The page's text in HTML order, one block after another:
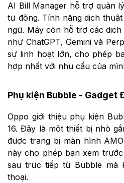
AI Bill Manager hỗ trợ quản
tự động. Tính năng dịch
ngữ. Máy còn hỗ trợ các
như ChatGPT, Gemini và
sự linh hoạt lớn, cho phép
hợp nhất với nhu cầu của
Phụ kiện Bubble - Gadget
Oppo giới thiệu phụ kiện
16. Đây là một thiết bị nhỏ
được trang bị màn hình
này cho phép bạn xem
sau trực tiếp từ Bubble mà
thoại.